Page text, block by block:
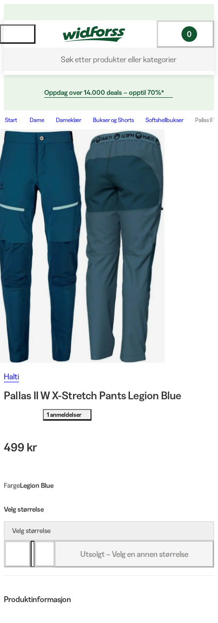
Søk etter produkter eller kategorier
0
Oppdag over 14.000 deals – opptil 70%*
Start Dame Dameklær Bukser og Shorts Softshellbukser Pallas II
Halti
Pallas II W X-Stretch Pants Legion Blue
1 anmeldelser
499 kr
FargeLegion Blue
Velg størrelse
Velg størrelse
Utsolgt – Velg en annen størrelse
Produktinformasjon